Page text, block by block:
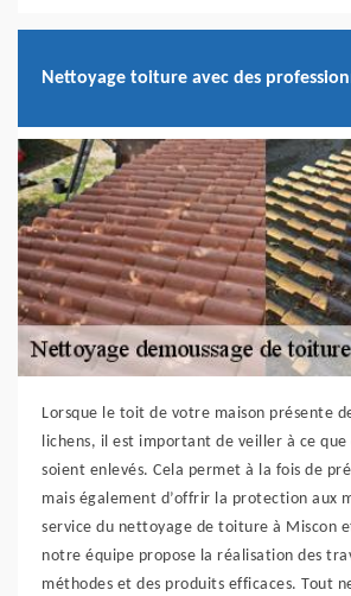
Nettoyage toiture avec des
Lorsque le toit de votre maison présente
lichens, il est important de veiller à ce que
soient enlevés. Cela permet à la fois de
mais également d’offrir la protection aux
service du nettoyage de toiture à Miscon
notre équipe propose la réalisation des
méthodes et des produits efficaces. Tout